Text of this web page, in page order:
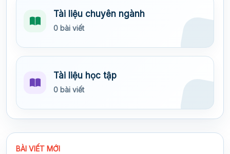
Tài liệu chuyên ngành
0 bài viết
Tài liệu học tập
0 bài viết
BÀI VIẾT MỚI